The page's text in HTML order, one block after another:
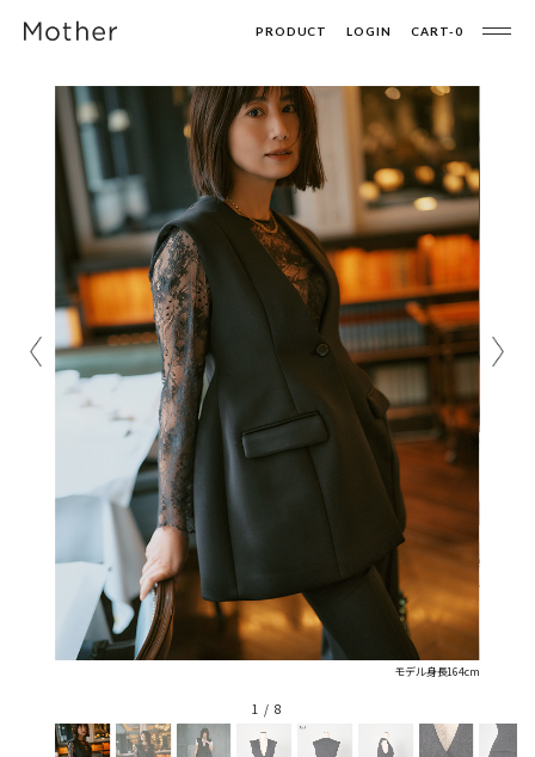
PRODUCT LOGIN CART-0
モデル身長164cm
1 / 8